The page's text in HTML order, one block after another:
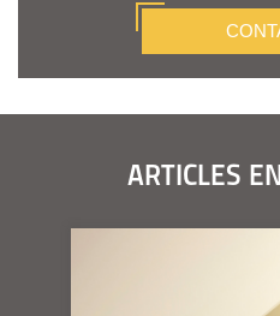
ARTICLES